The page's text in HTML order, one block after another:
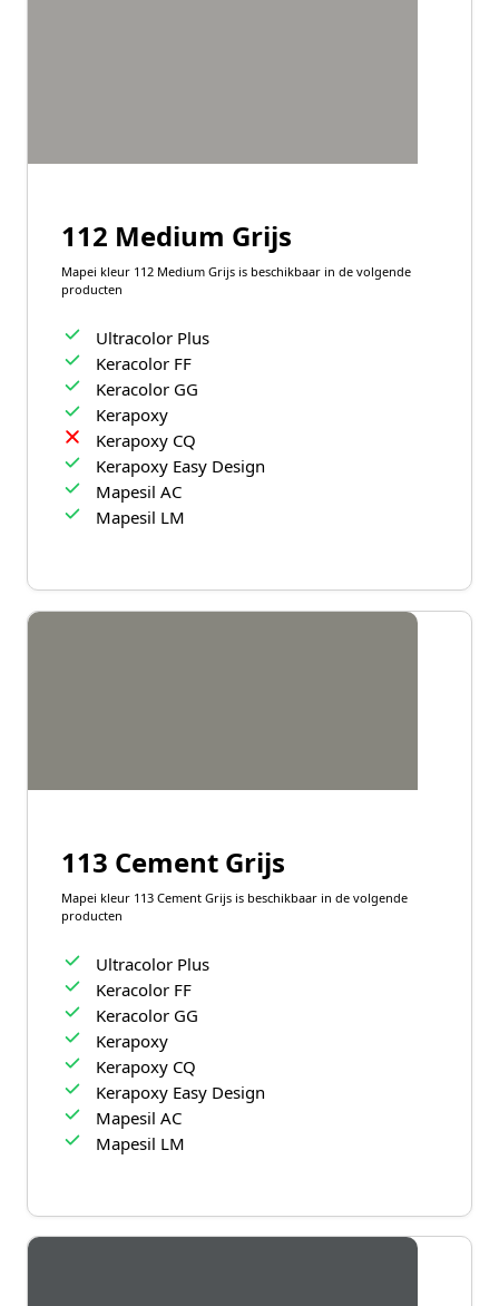
112 Medium Grijs
Mapei kleur 112 Medium Grijs is beschikbaar in de volgende
producten
Ultracolor Plus
Keracolor FF
Keracolor GG
Kerapoxy
Kerapoxy CQ
Kerapoxy Easy Design
Mapesil AC
Mapesil LM
113 Cement Grijs
Mapei kleur 113 Cement Grijs is beschikbaar in de volgende
producten
Ultracolor Plus
Keracolor FF
Keracolor GG
Kerapoxy
Kerapoxy CQ
Kerapoxy Easy Design
Mapesil AC
Mapesil LM